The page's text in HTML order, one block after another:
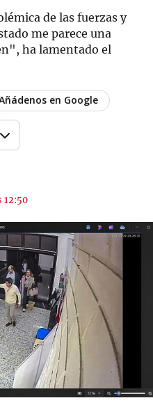
de las fuerzas y
me parece una
ha lamentado el
12:50
en Google